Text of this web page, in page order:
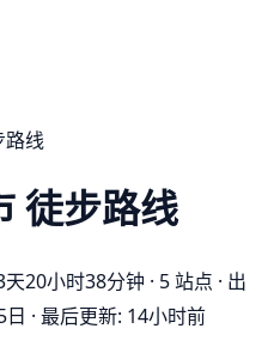
路线
徒步路线
天20小时38分钟 · 5 站点 · 出
日 · 最后更新: 14小时前